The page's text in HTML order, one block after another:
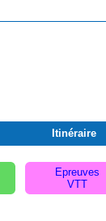
Itinéraire
Epreuves
VTT